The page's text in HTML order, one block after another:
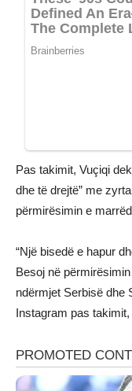
Pas takimit, Vuçiqi
dhe të drejtë” me
përmirësimin e
“Një bisedë e hapur
Besoj në
ndërmjet Serbisë dhe
Instagram pas